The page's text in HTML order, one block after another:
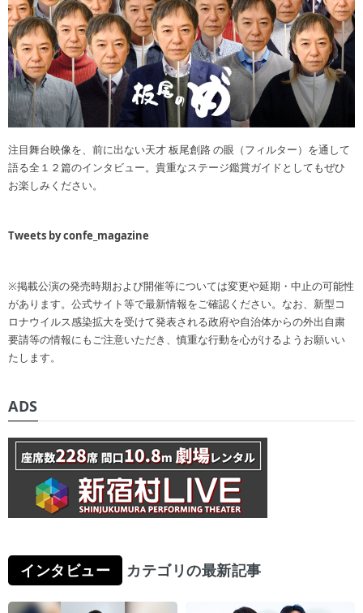
注目舞台映像を、前に出ない天才 板尾創路 の眼（フィルター）を通して
語る全１２篇のインタビュー。貴重なステージ鑑賞ガイドとしてもぜひ
お楽しみください。
Tweets by confe_magazine
※掲載公演の発売時期および開催等については変更や延期・中止の可能性
があります。公式サイト等で最新情報をご確認ください。なお、新型コ
ロナウイルス感染拡大を受けて発表される政府や自治体からの外出自粛
要請等の情報にもご注意いただき、慎重な行動を心がけるようお願いい
たします。
ADS
インタビュー カテゴリの最新記事